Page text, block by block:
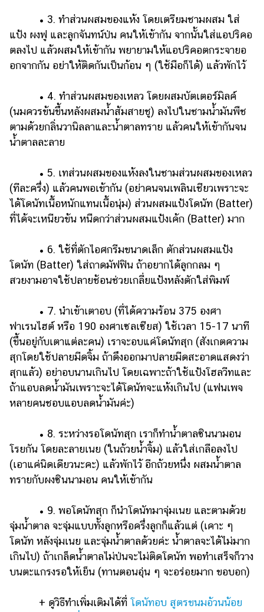
• 3. ทำส่วนผสมของแห้ง โดยเตรียมชามผสม ใส่
แป้ง ผงฟู และลูกจันทน์ป่น คนให้เข้ากัน จากนั้นใส่แอปริคอ
ตลงไป แล้วผสมให้เข้ากัน พยายามให้แอปริคอตกระจายอ
อกจากกัน อย่าให้ติดกันเป็นก้อน ๆ (ใช้มือก็ได้) แล้วพักไว้
• 4. ทำส่วนผสมของเหลว โดยผสมบัตเตอร์มิลค์
(นมควรข้นขึ้นหลังผสมน้ำส้มสายชู) ลงไปในชามน้ำมันพืช
ตามด้วยกลิ่นวานิลลาและน้ำตาลทราย แล้วคนให้เข้ากันจน
น้ำตาลละลาย
• 5. เทส่วนผสมของแห้งลงในชามส่วนผสมของเหลว
(ทีละครึ่ง) แล้วคนพอเข้ากัน (อย่าคนจนเพลินเชียวเพราะจะ
ได้โดนัทเนื้อหนักแทนเนื้อนุ่ม) ส่วนผสมแป้งโดนัท (Batter)
ที่ได้จะเหนียวข้น หนืดกว่าส่วนผสมแป้งเค้ก (Batter) มาก
• 6. ใช้ที่ตักไอศกรีมขนาดเล็ก ตักส่วนผสมแป้ง
โดนัท (Batter) ใส่ถาดมัฟฟิน ถ้าอยากได้ลูกกลม ๆ
สวยงามอาจใช้ปลายช้อนช่วยเกลี่ยแป้งหลังตักใส่พิมพ์
• 7. นำเข้าเตาอบ (ที่ได้ความร้อน 375 องศา
ฟาเรนไฮต์ หรือ 190 องศาเซลเซียส) ใช้เวลา 15-17 นาที
(ขึ้นอยู่กับเตาแต่ละคน) เราจะอบแค่โดนัทสุก (สังเกตความ
สุกโดยใช้ปลายมีดจิ้ม ถ้าดึงออกมาปลายมีดสะอาดแสดงว่า
สุกแล้ว) อย่าอบนานเกินไป โดยเฉพาะถ้าใช้แป้งโฮลวีทและ
ถ้าแอบลดน้ำมันเพราะจะได้โดนัทจะแห้งเกินไป (แฟนเพจ
หลายคนชอบแอบลดน้ำมันค่ะ)
• 8. ระหว่างรอโดนัทสุก เราก็ทำน้ำตาลซินนามอน
โรยกัน โดยละลายเนย (ในถ้วยน้ำจิ้ม) แล้วใส่เกลือลงไป
(เอาแค่นิดเดียวนะคะ) แล้วพักไว้ อีกถ้วยหนึ่ง ผสมน้ำตาล
ทรายกับผงซินนามอน คนให้เข้ากัน
• 9. พอโดนัทสุก ก็นำโดนัทมาจุ่มเนย และตามด้วย
จุ่มน้ำตาล จะจุ่มแบบทั้งลูกหรือครึ่งลูกก็แล้วแต่ (เคาะ ๆ
โดนัท หลังจุ่มเนย และจุ่มน้ำตาลด้วยค่ะ น้ำตาลจะได้ไม่มาก
เกินไป) ถ้าเกล็ดน้ำตาลไม่ป่นจะไม่ติดโดนัท พอทำเสร็จก็วาง
บนตะแกรงรอให้เย็น (ทานตอนอุ่น ๆ จะอร่อยมาก ขอบอก)
+ ดูวิธีทำเพิ่มเติมได้ที่ โดนัทอบ สูตรขนมอ้วนน้อย